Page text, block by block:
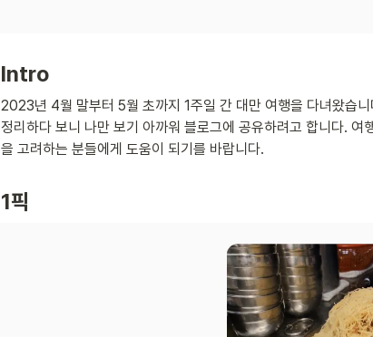
Intro
2023년 4월 말부터 5월 초까지 1주일 간 대만 여행을 다녀왔습
정리하다 보니 나만 보기 아까워 블로그에 공유하려고 합니다.
을 고려하는 분들에게 도움이 되기를 바랍니다.
1픽